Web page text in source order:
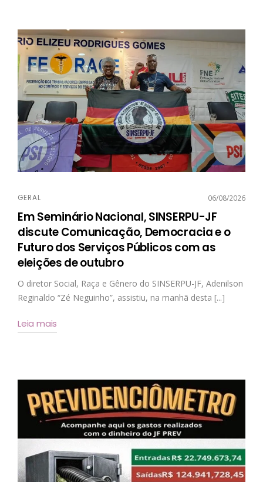
GERAL 06/08/2026
Em Seminário Nacional, SINSERPU-JF
discute Comunicação, Democracia e o
Futuro dos Serviços Públicos com as
eleições de outubro
O diretor Social, Raça e Gênero do SINSERPU-JF, Adenilson
Reginaldo “Zé Neguinho”, assistiu, na manhã desta [...]
Leia mais